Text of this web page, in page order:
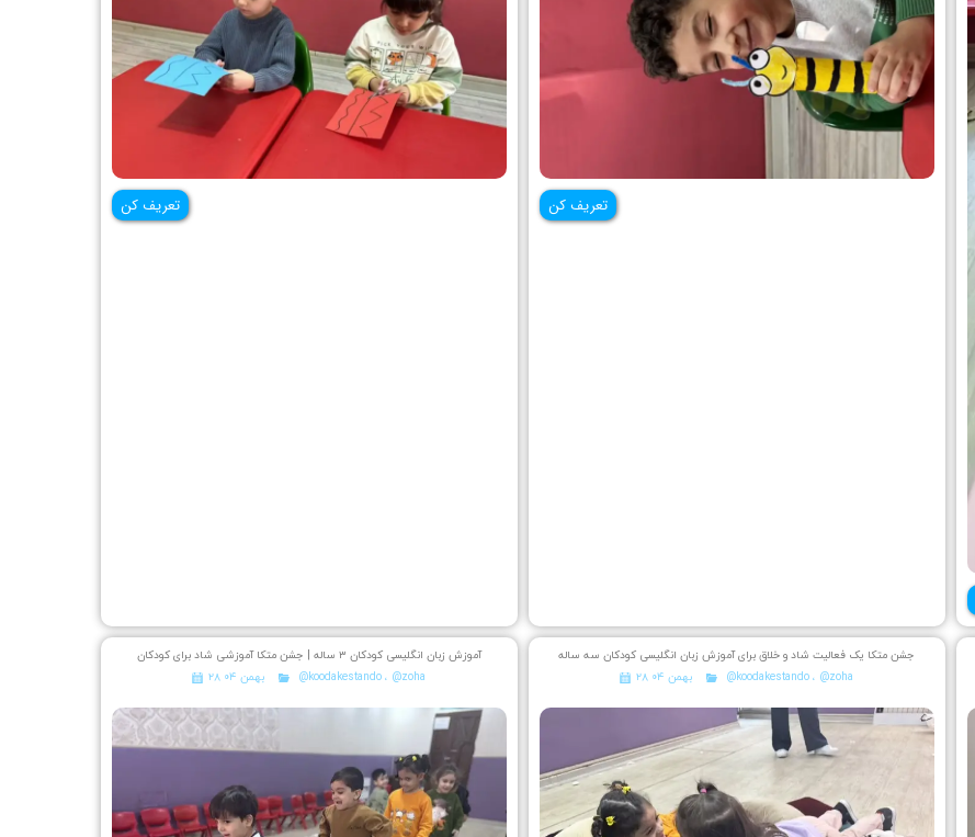
تعریف کن تعریف کن
آموزش زبان انگلیسی کودکان ۳ ساله | جشن متکا‌ آموزشی شاد برای کودکان
۲۸ بهمن ۰۴
@koodakestando، @zoha
جشن متکا یک فعالیت شاد و خلاق برای آموزش زبان انگلیسی کودکان سه ساله
۲۸ بهمن ۰۴
@koodakestando، @zoha